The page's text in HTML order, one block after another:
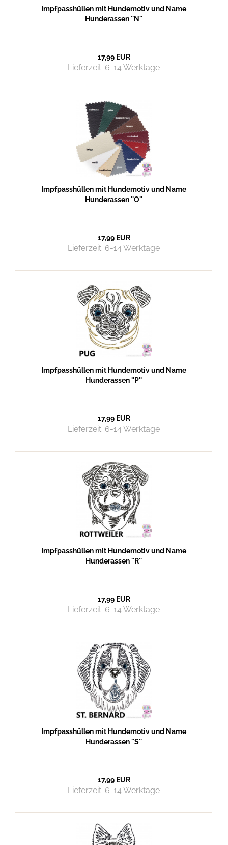
Impfpasshüllen mit Hundemotiv und Name
Hunderassen ''N''
17,99 EUR
Lieferzeit: 6-14 Werktage
Impfpasshüllen mit Hundemotiv und Name
Hunderassen ''O''
17,99 EUR
Lieferzeit: 6-14 Werktage
Impfpasshüllen mit Hundemotiv und Name
Hunderassen ''P''
17,99 EUR
Lieferzeit: 6-14 Werktage
Impfpasshüllen mit Hundemotiv und Name
Hunderassen ''R''
17,99 EUR
Lieferzeit: 6-14 Werktage
Impfpasshüllen mit Hundemotiv und Name
Hunderassen ''S''
17,99 EUR
Lieferzeit: 6-14 Werktage